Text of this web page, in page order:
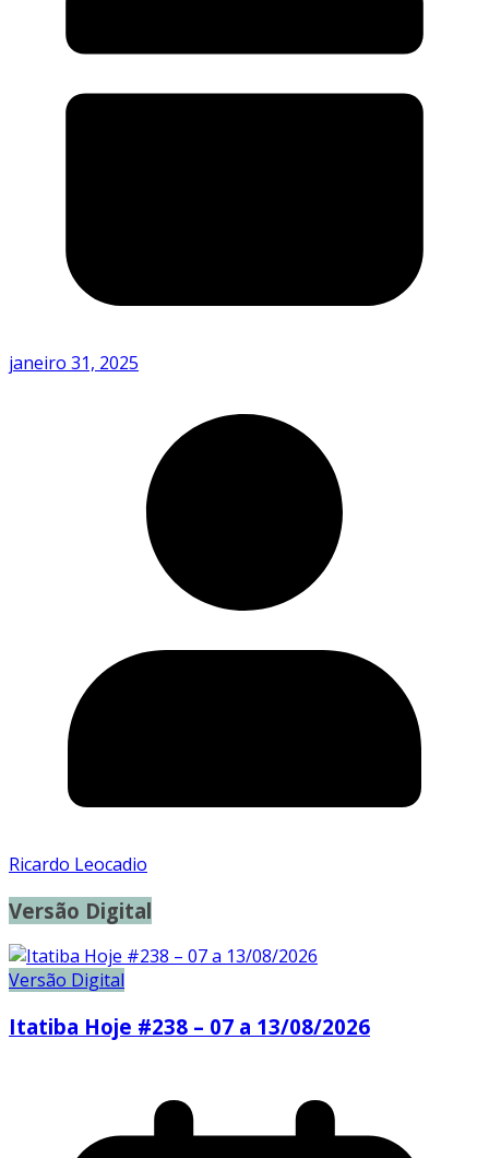
janeiro 31, 2025
Ricardo Leocadio
Versão Digital
Versão Digital
Itatiba Hoje #238 – 07 a 13/08/2026